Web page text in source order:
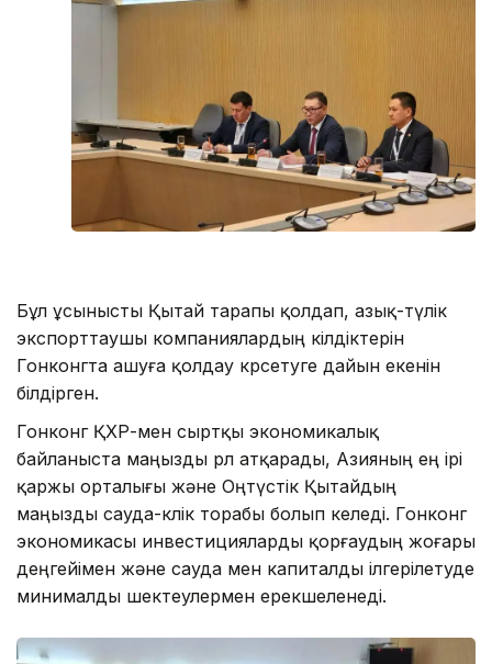
Бұл ұсынысты Қытай тарапы қолдап, азық-түлік
экспорттаушы компаниялардың өкілдіктерін
Гонконгта ашуға қолдау көрсетуге дайын екенін
білдірген.
Гонконг ҚХР-мен сыртқы экономикалық
байланыста маңызды рөл атқарады, Азияның ең ірі
қаржы орталығы және Оңтүстік Қытайдың
маңызды сауда-көлік торабы болып келеді. Гонконг
экономикасы инвестицияларды қорғаудың жоғары
деңгейімен және сауда мен капиталды ілгерілетуде
минималды шектеулермен ерекшеленеді.